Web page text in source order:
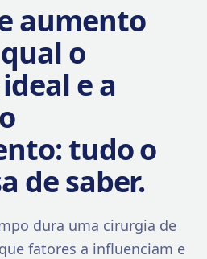
aumento
o
e a
tudo o
de saber.
dura uma cirurgia de
fatores a influenciam e